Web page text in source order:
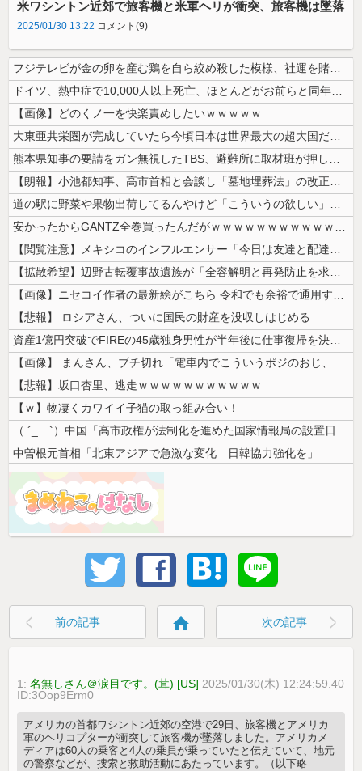
米ワシントン近郊で旅客機と米軍ヘリが衝突、旅客機は墜落
2025/01/30 13:22 コメント(9)
フジテレビが金の卵を産む鶏を自ら絞め殺した模様、社運を賭けたドル箱コン...
ドイツ、熱中症で10,000人以上死亡、ほとんどがお前らと同年代で若者...
【画像】どのくノ一を快楽責めしたいｗｗｗｗｗ
大東亜共栄圏が完成していたら今頃日本は世界最大の超大国だった事実
熊本県知事の要請をガン無視したTBS、避難所に取材班が押し入ってプライ...
【朗報】小池都知事、高市首相と会談し「墓地埋葬法」の改正を要請 国と都...
道の駅に野菜や果物出荷してるんやけど「こういうの欲しい」とかある？
安かったからGANTZ全巻買ったんだがｗｗｗｗｗｗｗｗｗｗｗｗｗ
【閲覧注意】メキシコのインフルエンサー「今日は友達と配達員のアルバイト...
【拡散希望】辺野古転覆事故遺族が「全容解明と再発防止を求める会」設立 ...
【画像】ニセコイ作者の最新絵がこちら 令和でも余裕で通用するｗｗｗｗｗ
【悲報】 ロシアさん、ついに国民の財産を没収しはじめる
資産1億円突破でFIREの45歳独身男性が半年後に仕事復帰を決意した「...
【画像】 まんさん、ブチ切れ「電車内でこういうポジのおじ、ガチでイラネ...
【悲報】坂口杏里、逃走ｗｗｗｗｗｗｗｗｗｗｗ
【ｗ】物凄くカワイイ子猫の取っ組み合い！
（ ´_ゝ`）中国「高市政権が法制化を進めた国家情報局の設置日が7月3...
中曽根元首相「北東アジアで急激な変化 日韓協力強化を」
前の記事 home 次の記事
1:名無しさん＠涙目です。(茸) [US] 2025/01/30(木) 12:24:59.40
ID:3Oop9Erm0
アメリカの首都ワシントン近郊の空港で29日、旅客機とアメリカ
軍のヘリコプターが衝突して旅客機が墜落しました。アメリカメ
ディアは60人の乗客と4人の乗員が乗っていたと伝えていて、地元
の警察などが、捜索と救助活動にあたっています。（以下略